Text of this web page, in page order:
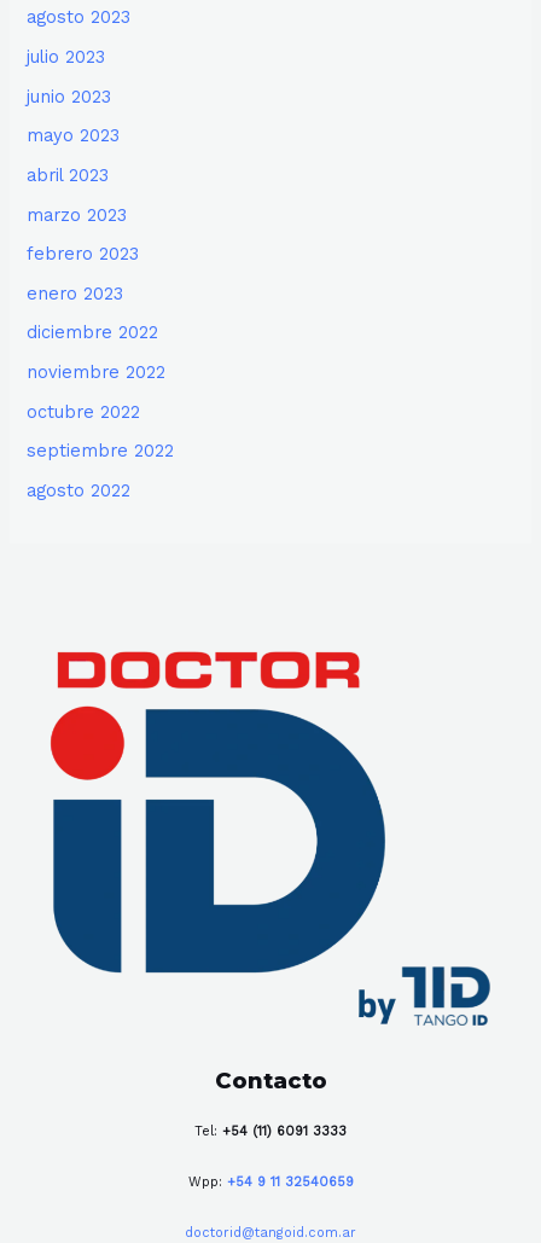
agosto 2023
julio 2023
junio 2023
mayo 2023
abril 2023
marzo 2023
febrero 2023
enero 2023
diciembre 2022
noviembre 2022
octubre 2022
septiembre 2022
agosto 2022
Contacto
Tel: +54 (11) 6091 3333
Wpp: +54 9 11 32540659
doctorid@tangoid.com.ar